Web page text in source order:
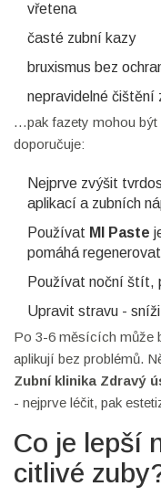
vřetena
časté zubní kazy
bruxismus bez
nepravidelné čištění
…pak fazety mohou být
doporučuje:
Nejprve zvýšit
aplikací a zubních
Používat MI Paste
pomáhá
Používat noční štít,
Upravit stravu -
Po 3-6 měsících může
aplikují bez problémů.
Zubní klinika Zdravý
- nejprve léčit, pak
Co je lepší
citlivé